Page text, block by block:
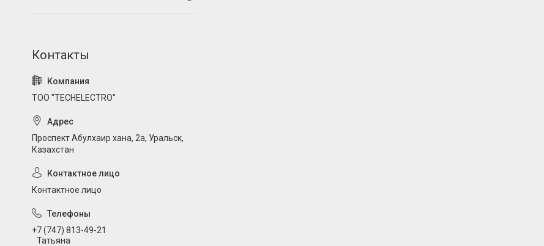
ТОО "TECHELECTRO"
Проспект Абулхаир хана, 2а, Уральск,
Казахстан
Контактное лицо
+7 (747) 813-49-21
Татьяна